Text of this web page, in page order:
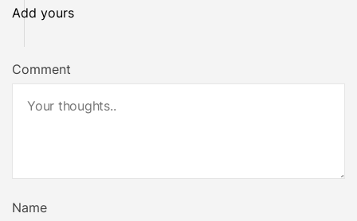
Add yours
Comment
Name